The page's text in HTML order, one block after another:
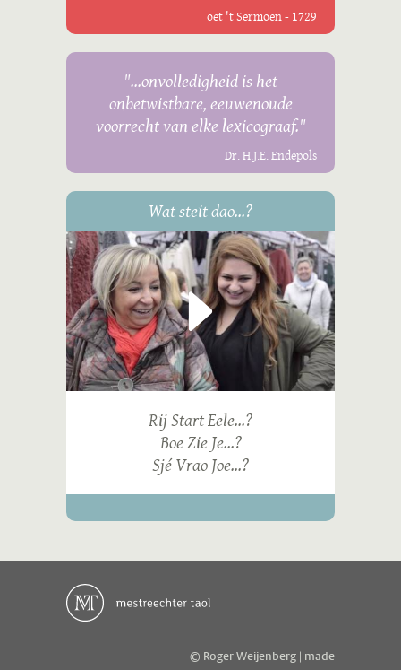
oet 't Sermoen - 1729
"...onvolledigheid is het
onbetwistbare, eeuwenoude
voorrecht van elke lexicograaf."
Dr. H.J.E. Endepols
Wat steit dao...?
Rij Start Eele...?
Boe Zie Je...?
Sjé Vrao Joe...?
© Roger Weijenberg | made